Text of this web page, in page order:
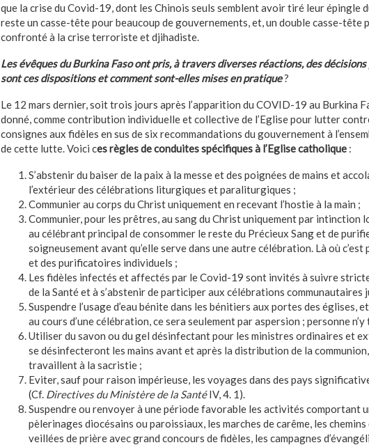
que la crise du Covid-19, dont les Chinois seuls semblent avoir tiré leur épingle
reste un casse-tête pour beaucoup de gouvernements, et, un double casse-tête
confronté à la crise terroriste et djihadiste.
Les évêques du Burkina Faso ont pris, à travers diverses réactions, des
sont ces dispositions et comment sont-elles mises en pratique?
Le 12 mars dernier, soit trois jours après l’apparition du COVID-19 au Burkina
donné, comme contribution individuelle et collective de l’Eglise pour lutter
consignes aux fidèles en sus de six recommandations du gouvernement à
de cette lutte. Voici ces règles de conduites spécifiques à l’Eglise catholique :
S’abstenir du baiser de la paix à la messe et des poignées de mains et
l’extérieur des célébrations liturgiques et paraliturgiques ;
Communier au corps du Christ uniquement en recevant l’hostie à la main ;
Communier, pour les prêtres, au sang du Christ uniquement par intinction
au célébrant principal de consommer le reste du Précieux Sang et de
soigneusement avant qu’elle serve dans une autre célébration. Là où
et des purificatoires individuels ;
Les fidèles infectés et affectés par le Covid-19 sont invités à suivre
de la Santé et à s’abstenir de participer aux célébrations communautaires
Suspendre l’usage d’eau bénite dans les bénitiers aux portes des églises,
au cours d’une célébration, ce sera seulement par aspersion ; personne
Utiliser du savon ou du gel désinfectant pour les ministres ordinaires et
se désinfecteront les mains avant et après la distribution de la
travaillent à la sacristie ;
Eviter, sauf pour raison impérieuse, les voyages dans des pays
(Cf. Directives du Ministère de la SantéIV, 4. 1).
Suspendre ou renvoyer à une période favorable les activités comportant
pèlerinages diocésains ou paroissiaux, les marches de carême, les
veillées de prière avec grand concours de fidèles, les campagnes